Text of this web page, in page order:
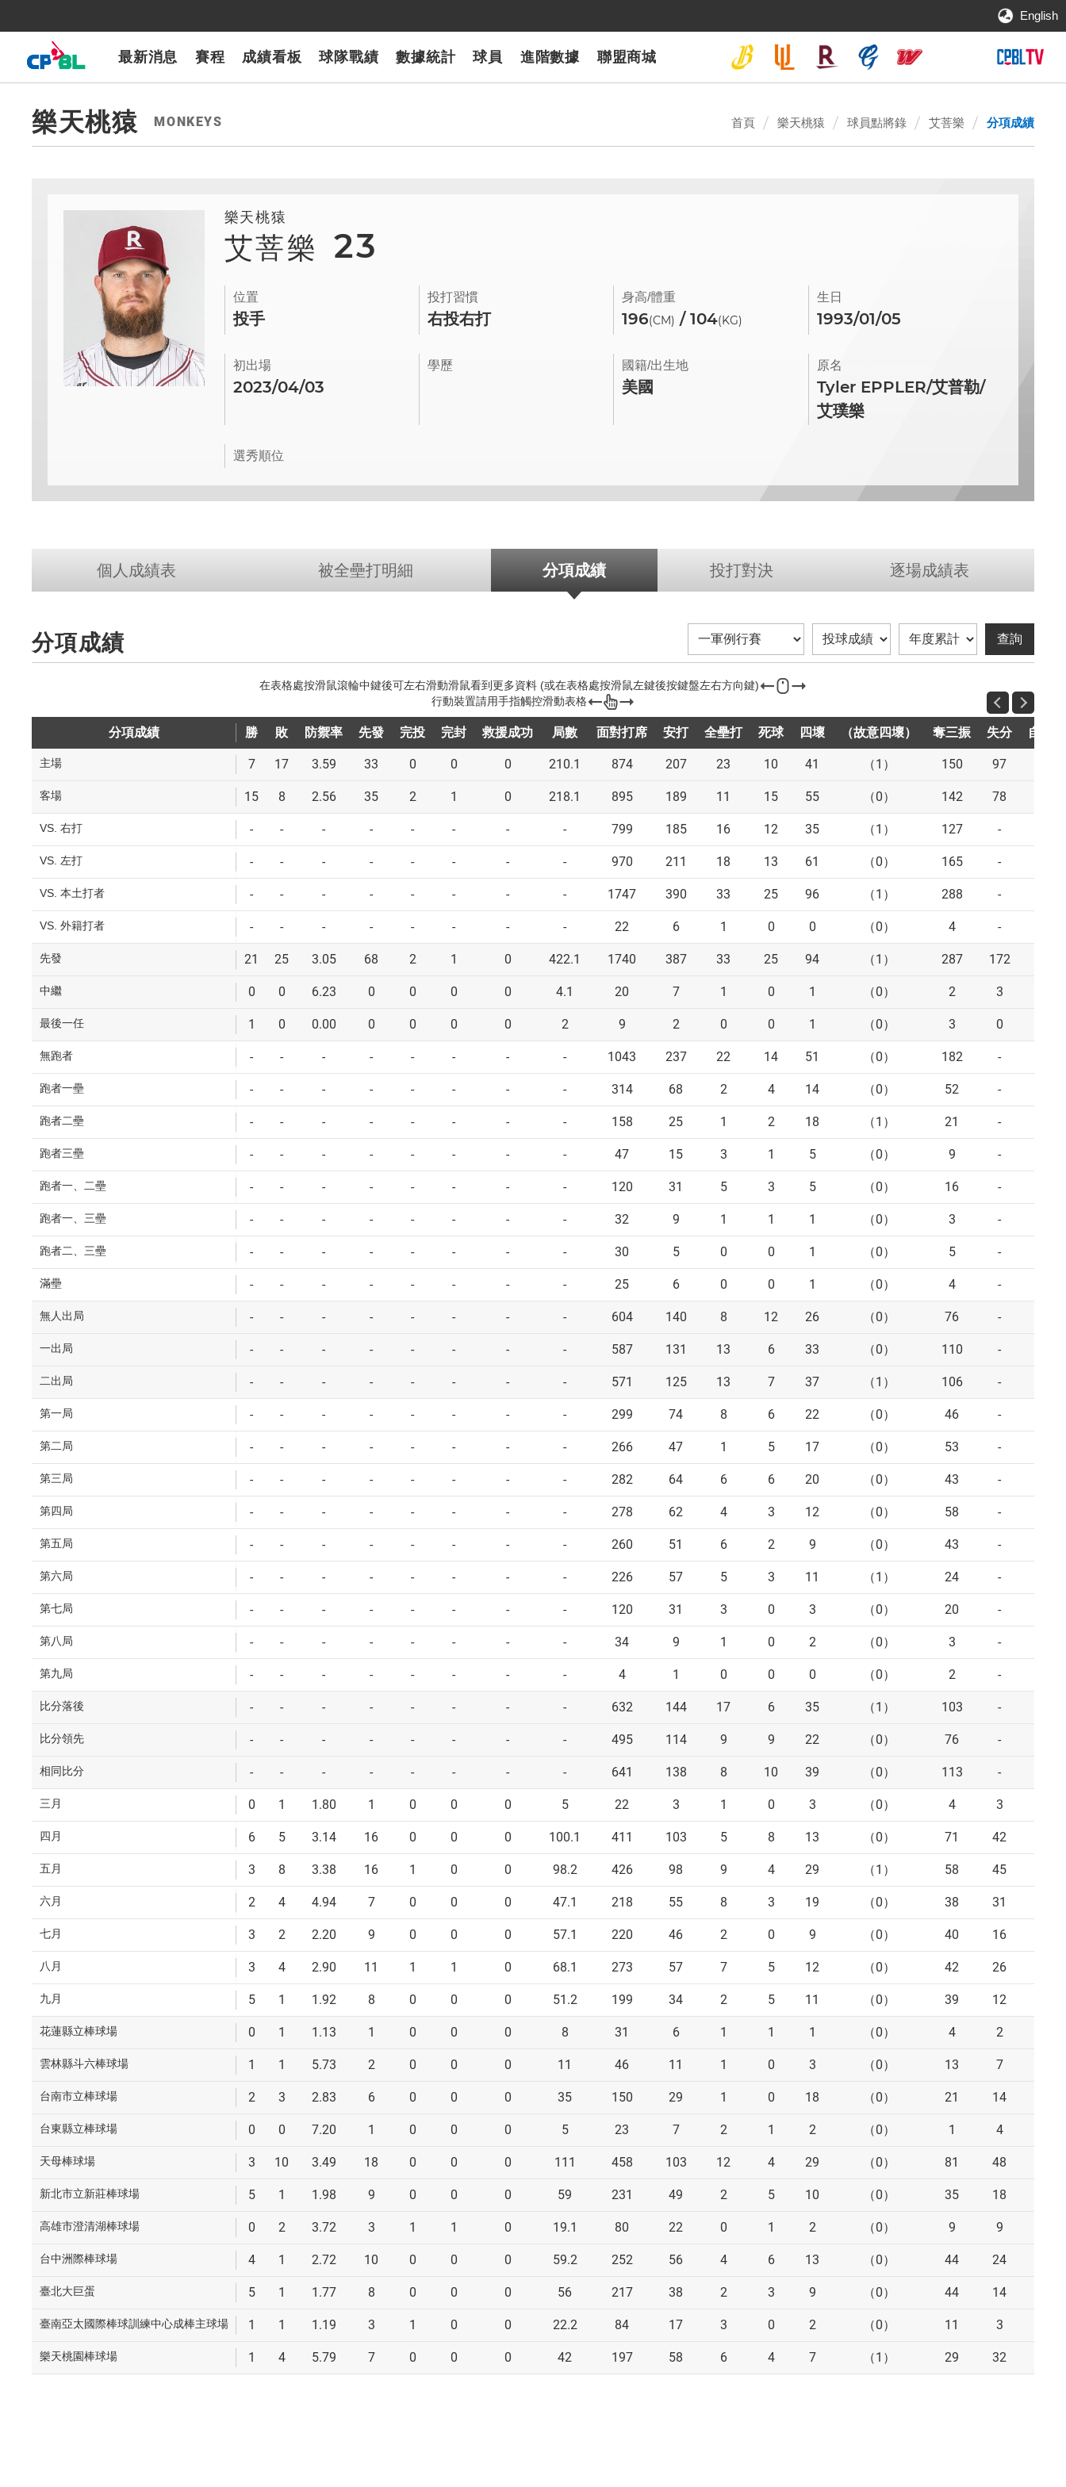
English
最新消息 賽程 成績看板 球隊戰績 數據統計 球員 進階數據 聯盟商城
7-ELEVEn獅
樂天桃猿富邦悍將 味全龍 台鋼雄鷹CPBLTV
樂天桃猿 MONKEYS 首頁 樂天桃猿 球員點將錄 艾菩樂 分項成績
樂天桃猿
艾菩樂 23
位置
投手
投打習慣
右投右打
身高/體重
196(CM) / 104(KG)
生日
1993/01/05
初出場
2023/04/03
學歷 國籍/出生地
美國
原名
Tyler EPPLER/艾普勒/
艾璞樂
選秀順位
個人成績表 被全壘打明細 分項成績 投打對決 逐場成績表
分項成績
勝 敗 防禦率 先發 完投 完封 救援成功 局數 面對打席 安打 全壘打 死球 四壞 （故意四壞） 奪三振 失分 自責分
分項成績 勝 敗 防禦率 先發 完投 完封 救援成功 局數 面對打席 安打 全壘打 死球 四壞 （故意四壞） 奪三振 失分 自責分
主場 7 17 3.59 33 0 0 0 210.1 874 207 23 10 41 （1） 150 97
客場 15 8 2.56 35 2 1 0 218.1 895 189 11 15 55 （0） 142 78
VS. 右打 - - - - - - - - 799 185 16 12 35 （1） 127 -
VS. 左打 - - - - - - - - 970 211 18 13 61 （0） 165 -
VS. 本土打者 - - - - - - - - 1747 390 33 25 96 （1） 288 -
VS. 外籍打者 - - - - - - - - 22 6 1 0 0 （0） 4 -
先發 21 25 3.05 68 2 1 0 422.1 1740 387 33 25 94 （1） 287 172
中繼 0 0 6.23 0 0 0 0 4.1 20 7 1 0 1 （0） 2 3
最後一任 1 0 0.00 0 0 0 0 2 9 2 0 0 1 （0） 3 0
無跑者 - - - - - - - - 1043 237 22 14 51 （0） 182 -
跑者一壘 - - - - - - - - 314 68 2 4 14 （0） 52 -
跑者二壘 - - - - - - - - 158 25 1 2 18 （1） 21 -
跑者三壘 - - - - - - - - 47 15 3 1 5 （0） 9 -
跑者一、二壘 - - - - - - - - 120 31 5 3 5 （0） 16 -
跑者一、三壘 - - - - - - - - 32 9 1 1 1 （0） 3 -
跑者二、三壘 - - - - - - - - 30 5 0 0 1 （0） 5 -
滿壘 - - - - - - - - 25 6 0 0 1 （0） 4 -
無人出局 - - - - - - - - 604 140 8 12 26 （0） 76 -
一出局 - - - - - - - - 587 131 13 6 33 （0） 110 -
二出局 - - - - - - - - 571 125 13 7 37 （1） 106 -
第一局 - - - - - - - - 299 74 8 6 22 （0） 46 -
第二局 - - - - - - - - 266 47 1 5 17 （0） 53 -
第三局 - - - - - - - - 282 64 6 6 20 （0） 43 -
第四局 - - - - - - - - 278 62 4 3 12 （0） 58 -
第五局 - - - - - - - - 260 51 6 2 9 （0） 43 -
第六局 - - - - - - - - 226 57 5 3 11 （1） 24 -
第七局 - - - - - - - - 120 31 3 0 3 （0） 20 -
第八局 - - - - - - - - 34 9 1 0 2 （0） 3 -
第九局 - - - - - - - - 4 1 0 0 0 （0） 2 -
比分落後 - - - - - - - - 632 144 17 6 35 （1） 103 -
比分領先 - - - - - - - - 495 114 9 9 22 （0） 76 -
相同比分 - - - - - - - - 641 138 8 10 39 （0） 113 -
三月 0 1 1.80 1 0 0 0 5 22 3 1 0 3 （0） 4 3
四月 6 5 3.14 16 0 0 0 100.1 411 103 5 8 13 （0） 71 42
五月 3 8 3.38 16 1 0 0 98.2 426 98 9 4 29 （1） 58 45
六月 2 4 4.94 7 0 0 0 47.1 218 55 8 3 19 （0） 38 31
七月 3 2 2.20 9 0 0 0 57.1 220 46 2 0 9 （0） 40 16
八月 3 4 2.90 11 1 1 0 68.1 273 57 7 5 12 （0） 42 26
九月 5 1 1.92 8 0 0 0 51.2 199 34 2 5 11 （0） 39 12
花蓮縣立棒球場 0 1 1.13 1 0 0 0 8 31 6 1 1 1 （0） 4 2
雲林縣斗六棒球場 1 1 5.73 2 0 0 0 11 46 11 1 0 3 （0） 13 7
台南市立棒球場 2 3 2.83 6 0 0 0 35 150 29 1 0 18 （0） 21 14
台東縣立棒球場 0 0 7.20 1 0 0 0 5 23 7 2 1 2 （0） 1 4
天母棒球場 3 10 3.49 18 0 0 0 111 458 103 12 4 29 （0） 81 48
新北市立新莊棒球場 5 1 1.98 9 0 0 0 59 231 49 2 5 10 （0） 35 18
高雄市澄清湖棒球場 0 2 3.72 3 1 1 0 19.1 80 22 0 1 2 （0） 9 9
台中洲際棒球場 4 1 2.72 10 0 0 0 59.2 252 56 4 6 13 （0） 44 24
臺北大巨蛋 5 1 1.77 8 0 0 0 56 217 38 2 3 9 （0） 44 14
臺南亞太國際棒球訓練中心成棒主球場 1 1 1.19 3 1 0 0 22.2 84 17 3 0 2 （0） 11 3
樂天桃園棒球場 1 4 5.79 7 0 0 0 42 197 58 6 4 7 （1） 29 32